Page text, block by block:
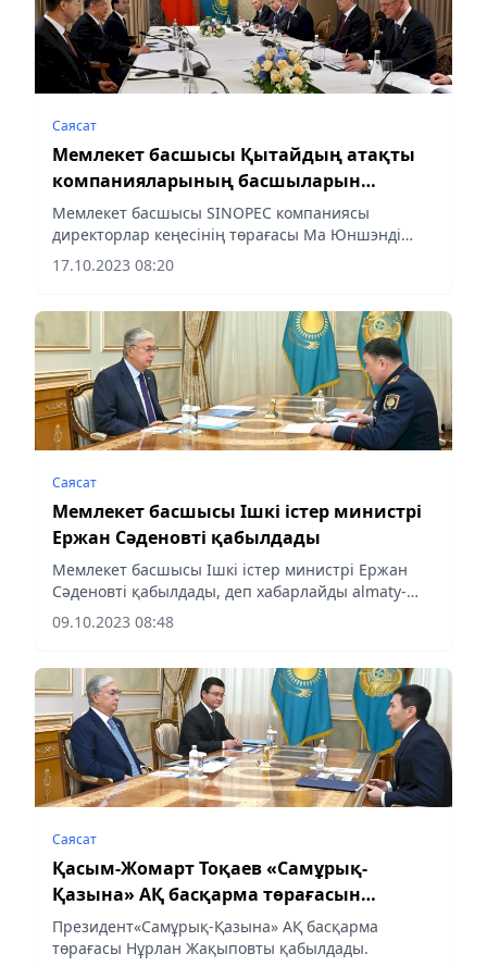
Саясат
Мемлекет басшысы Қытайдың атақты
компанияларының басшыларын
қабылдады
Мемлекет басшысы SINOPEC компаниясы
директорлар кеңесінің төрағасы Ма Юншэнді
қабылдады
17.10.2023 08:20
Саясат
Мемлекет басшысы Ішкі істер министрі
Ержан Сәденовті қабылдады
Мемлекет басшысы Ішкі істер министрі Ержан
Сәденовті қабылдады, деп хабарлайды аlmaty-
akshamy.kz Ақордаға сілтеме жасап.
09.10.2023 08:48
Саясат
Қасым-Жомарт Тоқаев «Самұрық-
Қазына» АҚ басқарма төрағасын
қабылдады
Президент«Самұрық-Қазына» АҚ басқарма
төрағасы Нұрлан Жақыповты қабылдады.